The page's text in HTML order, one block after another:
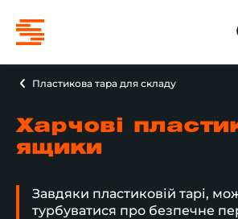
Пластикова тара для складу
Харчові
ящики
Завдяки пластиковій тарі,
турбуватися про безпечне